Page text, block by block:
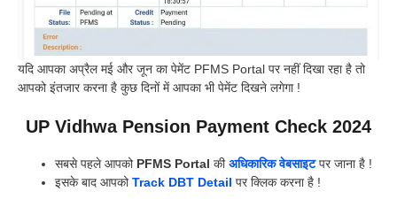
यदि आपका अप्रैल मई और जून का पेमेंट PFMS Portal पर नहीं दिखा रहा है तो
आपको इंतजार करना है कुछ दिनों में आपका भी पेमेंट दिखने लगेगा !
UP Vidhwa Pension Payment Check 2024
सबसे पहले आपको PFMS Portal कीअधिकारिक वेबसाइटपर जाना है !
इसके बाद आपकोTrack DBT Detail पर क्लिक करना है !